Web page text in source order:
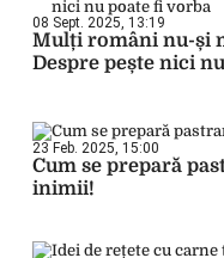
08 Sept. 2025, 13:19
Mulți români nu-și
Despre pește nici
23 Feb. 2025, 15:00
Cum se prepară
inimii!